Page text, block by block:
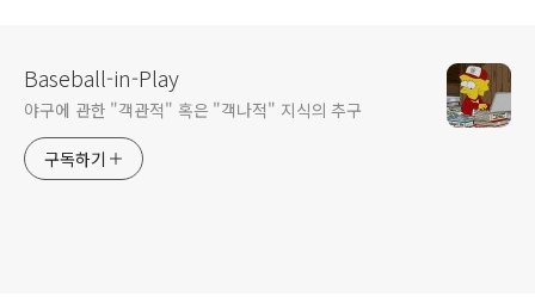
Baseball-in-Play
야구에 관한 "객관적" 혹은 "객나적" 지식의 추구
구독하기